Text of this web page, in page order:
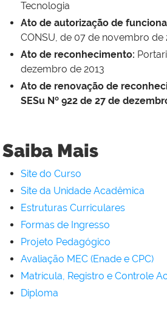
Tecnologia
Ato de autorização de
CONSU, de 07 de novembro de
Ato de reconhecimento:
dezembro de 2013
Ato de renovação de
SESu Nº 922 de 27 de
Saiba Mais
Site do Curso
Site da Unidade Acadêmica
Estruturas Curriculares
Formas de Ingresso
Projeto Pedagógico
Avaliação MEC (Enade e CPC)
Matrícula, Registro e Controle
Diploma